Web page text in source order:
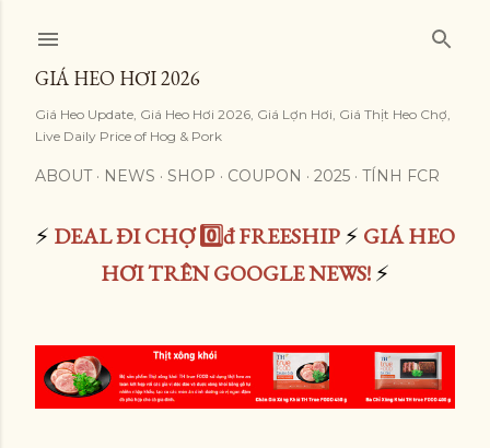
GIÁ HEO HƠI 2026
Giá Heo Update, Giá Heo Hơi 2026, Giá Lợn Hơi, Giá Thịt Heo Chợ,
Live Daily Price of Hog & Pork
ABOUT NEWS SHOP COUPON 2025 TÍNH FCR
⚡ DEAL ĐI CHỢ 0️⃣đ FREESHIP⚡ GIÁ HEO
HƠI TRÊN GOOGLE NEWS!⚡